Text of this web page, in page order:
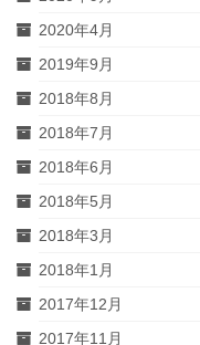
2020年4月
2019年9月
2018年8月
2018年7月
2018年6月
2018年5月
2018年3月
2018年1月
2017年12月
2017年11月